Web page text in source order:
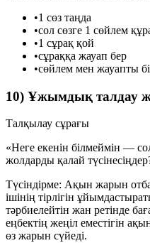
•1 сөз таңда
•сол сөзге 1 сөйлем
•1 сұрақ қой
•сұраққа жауап бер
•сөйлем мен жауапты
10) Ұжымдық талдау
Талқылау сұрағы
«Неге екенін білмеймін —
жолдарды қалай
Түсіндірме: Ақын жарын
ішінің тірлігін
тәрбиелейтін жан ретінде
еңбектің жеңіл еместігін
өз жарын сүйеді.